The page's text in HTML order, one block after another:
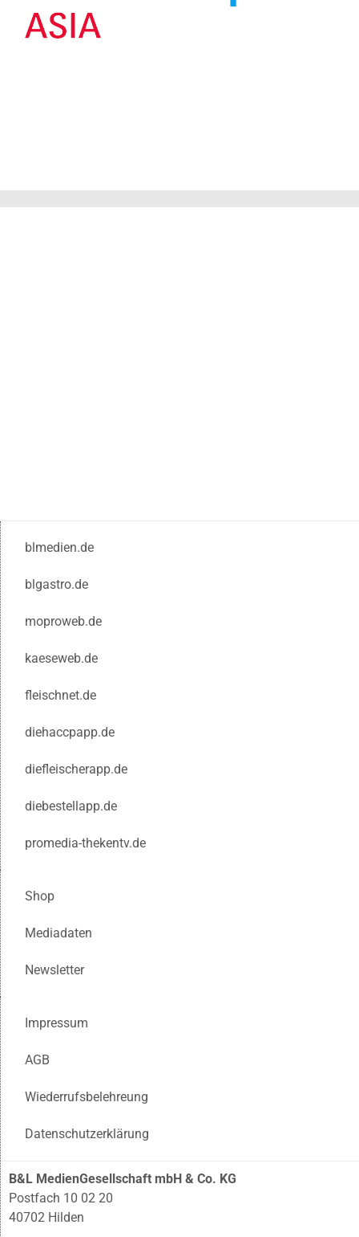
blmedien.de
blgastro.de
moproweb.de
kaeseweb.de
fleischnet.de
diehaccpapp.de
diefleischerapp.de
diebestellapp.de
promedia-thekentv.de
Shop
Mediadaten
Newsletter
Impressum
AGB
Wiederrufsbelehreung
Datenschutzerklärung
B&L MedienGesellschaft mbH & Co. KG
Postfach 10 02 20
40702 Hilden